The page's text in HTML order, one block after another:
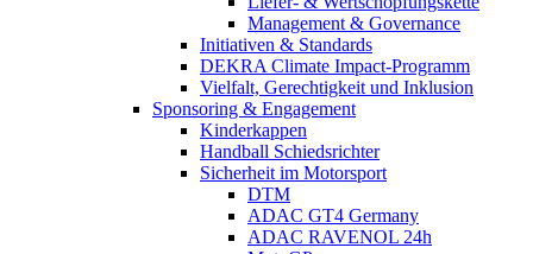
Management & Governance
Initiativen & Standards
DEKRA Climate Impact-Programm
Vielfalt, Gerechtigkeit und Inklusion​
Sponsoring & Engagement
Kinderkappen
Handball Schiedsrichter
Sicherheit im Motorsport
DTM
ADAC GT4 Germany
ADAC RAVENOL 24h